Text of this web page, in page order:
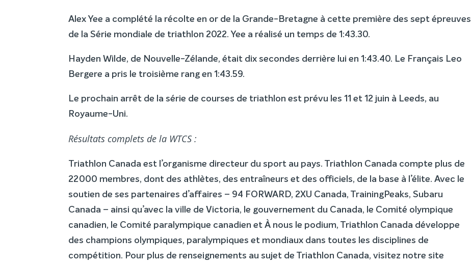
Alex Yee a complété la récolte en or de la Grande-Bretagne à cette première des sept épreuves
de la Série mondiale de triathlon 2022. Yee a réalisé un temps de 1:43.30.
Hayden Wilde, de Nouvelle-Zélande, était dix secondes derrière lui en 1:43.40. Le Français Leo
Bergere a pris le troisième rang en 1:43.59.
Le prochain arrêt de la série de courses de triathlon est prévu les 11 et 12 juin à Leeds, au
Royaume-Uni.
Résultats complets de la WTCS :
Triathlon Canada est l’organisme directeur du sport au pays. Triathlon Canada compte plus de
22 000 membres, dont des athlètes, des entraîneurs et des officiels, de la base à l’élite. Avec le
soutien de ses partenaires d’affaires – 94 FORWARD, 2XU Canada, TrainingPeaks, Subaru
Canada – ainsi qu’avec la ville de Victoria, le gouvernement du Canada, le Comité olympique
canadien, le Comité paralympique canadien et À nous le podium, Triathlon Canada développe
des champions olympiques, paralympiques et mondiaux dans toutes les disciplines de
compétition. Pour plus de renseignements au sujet de Triathlon Canada, visitez notre site